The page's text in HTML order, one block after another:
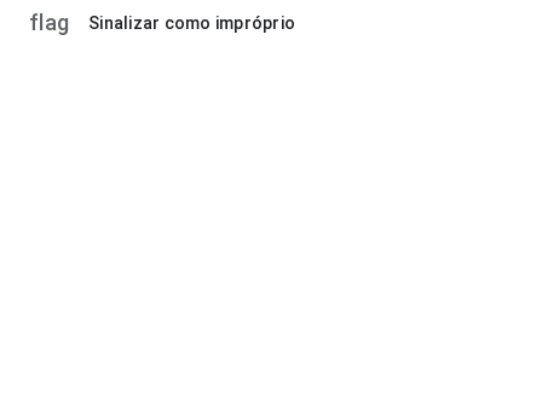
flag Sinalizar como impróprio